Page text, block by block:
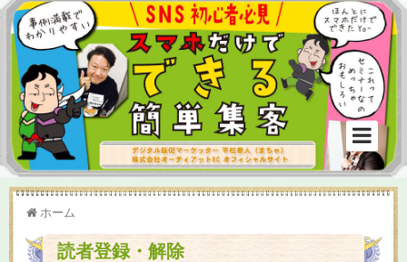
ホーム
読者登録・解除